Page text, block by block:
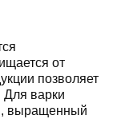
от
позволяет
Для варки
выращенный